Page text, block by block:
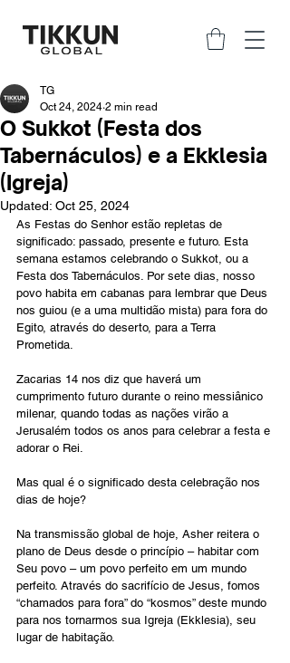
O Sukkot (Festa dos
Tabernáculos) e a Ekklesia
(Igreja)
TG
Oct 24, 2024 2 min read
Updated: Oct 25, 2024
As Festas do Senhor estão repletas de
significado: passado, presente e futuro. Esta
semana estamos celebrando o Sukkot, ou a
Festa dos Tabernáculos. Por sete dias, nosso
povo habita em cabanas para lembrar que Deus
nos guiou (e a uma multidão mista) para fora do
Egito, através do deserto, para a Terra
Prometida.
Zacarias 14 nos diz que haverá um
cumprimento futuro durante o reino messiânico
milenar, quando todas as nações virão a
Jerusalém todos os anos para celebrar a festa e
adorar o Rei.
Mas qual é o significado desta celebração nos
dias de hoje?
Na transmissão global de hoje, Asher reitera o
plano de Deus desde o princípio – habitar com
Seu povo – um povo perfeito em um mundo
perfeito. Através do sacrifício de Jesus, fomos
“chamados para fora” do “kosmos” deste mundo
para nos tornarmos sua Igreja (Ekklesia), seu
lugar de habitação.